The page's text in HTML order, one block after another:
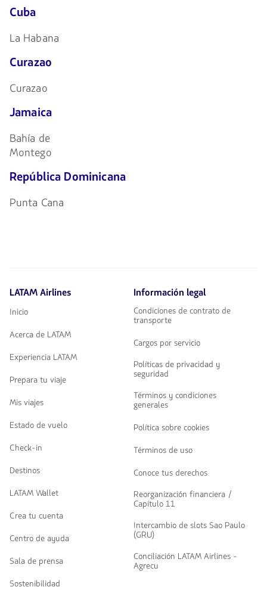
Cuba
La Habana
Curazao
Curazao
Jamaica
Bahía de
Montego
República Dominicana
Punta Cana
LATAM Airlines
Inicio
Acerca de LATAM
Experiencia LATAM
Prepara tu viaje
Mis viajes
Estado de vuelo
Check-in
Destinos
LATAM Wallet
Crea tu cuenta
Centro de ayuda
Sala de prensa
Sostenibilidad
Información legal
Condiciones de contrato de
transporte
Cargos por servicio
Políticas de privacidad y
seguridad
Términos y condiciones
generales
Política sobre cookies
Términos de uso
Conoce tus derechos
Reorganización financiera /
Capítulo 11
Intercambio de slots Sao Paulo
(GRU)
Conciliación LATAM Airlines -
Agrecu